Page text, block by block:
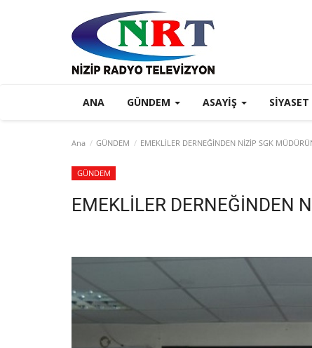
ANA GÜNDEM ASAYIŞ SIYASET
Ana GÜNDEM EMEKLİLER DERNEĞİNDEN NİZİP SGK
GÜNDEM
EMEKLİLER DERNEĞİNDEN